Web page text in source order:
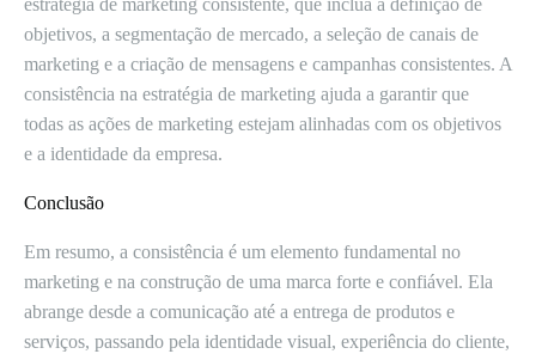
estratégia de marketing consistente, que inclua a definição de
objetivos, a segmentação de mercado, a seleção de canais de
marketing e a criação de mensagens e campanhas consistentes. A
consistência na estratégia de marketing ajuda a garantir que
todas as ações de marketing estejam alinhadas com os objetivos
e a identidade da empresa.
Conclusão
Em resumo, a consistência é um elemento fundamental no
marketing e na construção de uma marca forte e confiável. Ela
abrange desde a comunicação até a entrega de produtos e
serviços, passando pela identidade visual, experiência do cliente,